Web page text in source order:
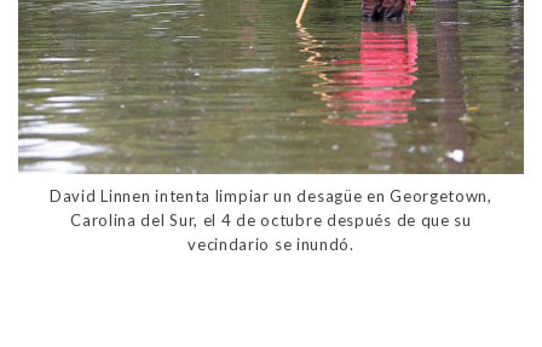
David Linnen intenta limpiar un desagüe en Georgetown,
Carolina del Sur, el 4 de octubre después de que su
vecindario se inundó.